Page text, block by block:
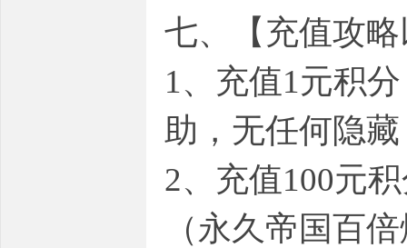
七、【充值攻
1、充值1元积
助，无任何隐
2、充值100元
（永久帝国百